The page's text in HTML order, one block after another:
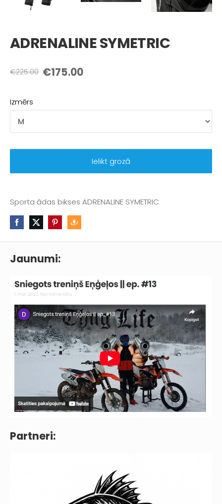
Jaunumi:
Partneri:
ADRENALINE SYMETRIC
€225.00 €175.00
Izmērs
Ielikt grozā
Sporta ādas bikses ADRENALINE SYMETRIC